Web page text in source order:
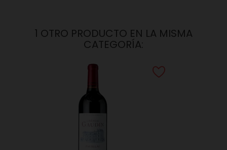
1 OTRO PRODUCTO EN LA MISMA
CATEGORÍA: